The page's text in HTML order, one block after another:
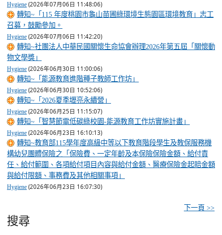
Hygiene (2026年07月06日 11:48:06)
轉知~「115 年度桃園市龜山苗圃綠環境生態園區環境教育」志工
召募，鼓勵參加。
Hygiene (2026年07月06日 11:42:20)
轉知~社團法人中華民國關懷生命協會辦理2026年第五屆「關懷動
物文學獎」
Hygiene (2026年06月30日 11:00:06)
轉知~「能源教育進階種子教師工作坊」
Hygiene (2026年06月30日 10:52:06)
轉知~「2026夏季壢亮永續營」
Hygiene (2026年06月25日 11:15:07)
轉知~「智慧節電低碳綠校園-能源教育工作坊實施計畫」
Hygiene (2026年06月23日 16:10:13)
轉知~教育部115學年度高級中等以下教育階段學生及教保服務機
構幼兒團體保險之「保險費、一定年齡及本保險保險金額、給付責
任、給付範圍、各項給付項目內容與給付金額、醫療保險金起賠金額
與給付限額、事務費及其他相關事項」
Hygiene (2026年06月23日 16:07:30)
下一頁 >>
搜尋